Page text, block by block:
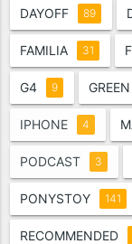
DAYOFF 89
FAMILIA 31
G4 9 GREEN
IPHONE 4
PODCAST 3
PONYSTOY 141
RECOMMENDED